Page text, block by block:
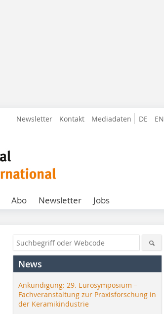
DE EN
Newsletter Kontakt Mediadaten
Abo Newsletter Jobs
News
Ankündigung: 29. Eurosymposium –
Fachveranstaltung zur Praxisforschung in
der Keramikindustrie